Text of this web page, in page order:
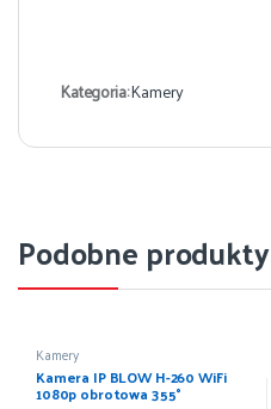
Kategoria:Kamery
Podobne produkty
Kamery
Kamera IP BLOW H-260 WiFi
1080p obrotowa 355°